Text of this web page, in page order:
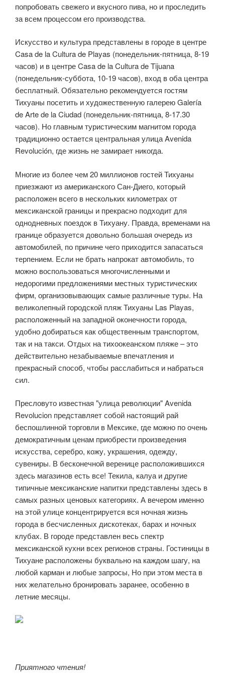
попробовать свежего и вкусного пива, но и проследить
за всем процессом его производства.
Искусство и культура представлены в городе в центре
Casa de la Cultura de Playas (понедельник-пятница, 8-19
часов) и в центре Casa de la Cultura de Tijuana
(понедельник-суббота, 10-19 часов), вход в оба центра
бесплатный. Обязательно рекомендуется гостям
Тихуаны посетить и художественную галерею Galería
de Arte de la Ciudad (понедельник-пятница, 8-17.30
часов). Но главным туристическим магнитом города
традиционно остается центральная улица Avenida
Revolución, где жизнь не замирает никогда.
Многие из более чем 20 миллионов гостей Тихуаны
приезжают из американского Сан-Диего, который
расположен всего в нескольких километрах от
мексиканской границы и прекрасно подходит для
однодневных поездок в Тихуану. Правда, временами на
границе образуется довольно большая очередь из
автомобилей, по причине чего приходится запасаться
терпением. Если не брать напрокат автомобиль, то
можно воспользоваться многочисленными и
недорогими предложениями местных туристических
фирм, организовывающих самые различные туры. На
великолепный городской пляж Тихуаны Las Playas,
расположенный на западной оконечности города,
удобно добираться как общественным транспортом,
так и на такси. Отдых на тихоокеанском пляже – это
действительно незабываемые впечатления и
прекрасный способ, чтобы расслабиться и набраться
сил.
Пресловуто известная "улица революции" Avenida
Revolucion представляет собой настоящий рай
беспошлинной торговли в Мексике, где можно по очень
демократичным ценам приобрести произведения
искусства, серебро, кожу, украшения, одежду,
сувениры. В бесконечной веренице расположившихся
здесь магазинов есть все! Текила, калуа и другие
типичные мексиканские напитки представлены здесь в
самых разных ценовых категориях. А вечером именно
на этой улице концентрируется вся ночная жизнь
города в бесчисленных дискотеках, барах и ночных
клубах. В городе представлен весь спектр
мексиканской кухни всех регионов страны. Гостиницы в
Тихуане расположены буквально на каждом шагу, на
любой карман и любые запросы, Но при этом места в
них желательно бронировать заранее, особенно в
летние месяцы.
Приятного чтения!